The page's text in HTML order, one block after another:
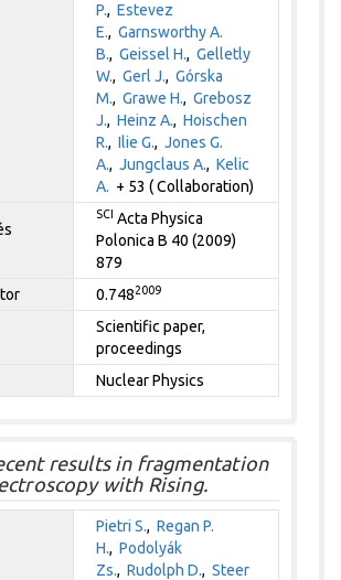
P.,Estevez
E.,Garnsworthy A.
B.,Geissel H.,Gelletly
W.,Gerl J.,Górska
M.,Grawe H.,Grebosz
J.,Heinz A.,Hoischen
R.,Ilie G.,Jones G.
A.,Jungclaus A.,Kelic
A. + 53 ( Collaboration)
SCI Acta Physica
Polonica B 40 (2009)
879
0.7482009
Scientific paper,
proceedings
Nuclear Physics
results in fragmentation
with Rising.
Pietri S.,Regan P.
H.,Podolyák
Zs.,Rudolph D.,Steer